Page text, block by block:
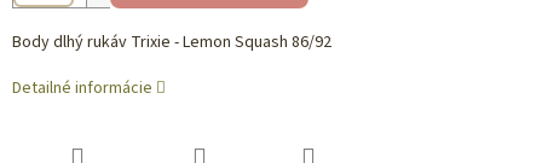
Body dlhý rukáv Trixie - Lemon Squash 86/92
Detailné informácie